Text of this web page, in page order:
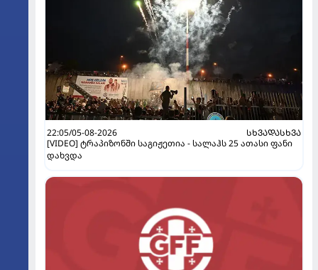
22:05/05-08-2026
ᲡᲮᲕᲐᲓᲐᲡᲮᲕᲐ
[VIDEO] ტრაპიზონში საგიჟეთია - სალაჰს 25 ათასი ფანი
დახვდა